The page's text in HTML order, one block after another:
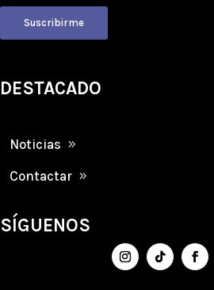
Suscribirme
DESTACADO
Noticias
Contactar
SÍGUENOS